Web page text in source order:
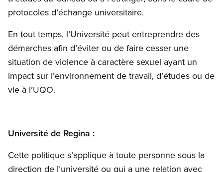
protocoles d’échange universitaire.
En tout temps, l’Université peut entreprendre des
démarches afin d’éviter ou de faire cesser une
situation de violence à caractère sexuel ayant un
impact sur l’environnement de travail, d’études ou de
vie à l’UQO.
Université de Regina :
Cette politique s’applique à toute personne sous la
direction de l’université ou qui a une relation avec